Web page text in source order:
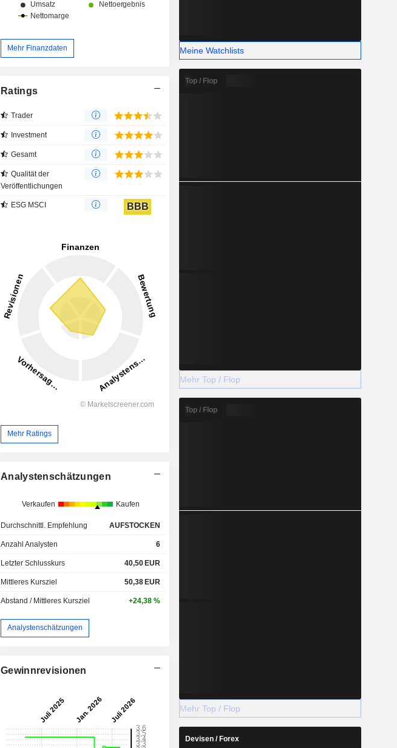
Mehr Finanzdaten
Ratings
Trader
Investment
Gesamt
Qualität der
Veröffentlichungen
ESG MSCI BBB
Mehr Ratings
Analystenschätzungen
Verkaufen Kaufen
Durchschnittl. Empfehlung AUFSTOCKEN
Anzahl Analysten 6
Letzter Schlusskurs 40,50EUR
Mittleres Kursziel 50,38EUR
Abstand / Mittleres Kursziel +24,38 %
Analystenschätzungen
Gewinnrevisionen
Meine Watchlists
Top / Flop
Mehr Top / Flop
Top / Flop
Mehr Top / Flop
Devisen / Forex